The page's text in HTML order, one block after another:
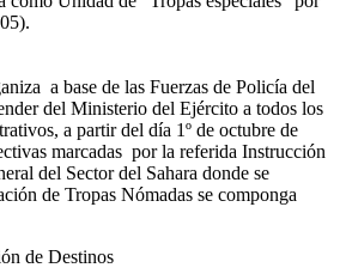
a base de las Fuerzas de Policía del
del Ministerio del Ejército a todos los
a partir del día 1º de octubre de
marcadas por la referida Instrucción
del Sector del Sahara donde se
de Tropas Nómadas se componga
de Destinos